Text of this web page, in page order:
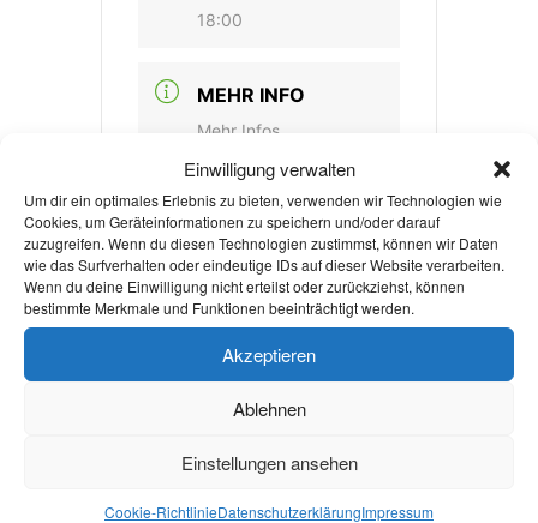
Einwilligung verwalten
Um dir ein optimales Erlebnis zu bieten, verwenden wir Technologien wie
Cookies, um Geräteinformationen zu speichern und/oder darauf
zuzugreifen. Wenn du diesen Technologien zustimmst, können wir Daten
wie das Surfverhalten oder eindeutige IDs auf dieser Website verarbeiten.
Wenn du deine Einwilligung nicht erteilst oder zurückziehst, können
bestimmte Merkmale und Funktionen beeinträchtigt werden.
Akzeptieren
Ablehnen
Einstellungen ansehen
Cookie-RichtlinieDatenschutzerklärungImpressum
18:00
MEHR INFO
Mehr Infos
VERANSTALTUNGSORT
Theatersaal in der
Mensa Academica
Pontwall 3, 52062 Aachen
KATEGORIE